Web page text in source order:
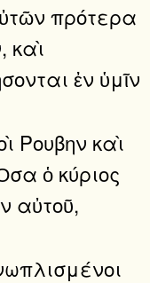
πρότερα
καὶ
ἐν ὑμῖν
Ρουβην καὶ
ὁ κύριος
αὐτοῦ,